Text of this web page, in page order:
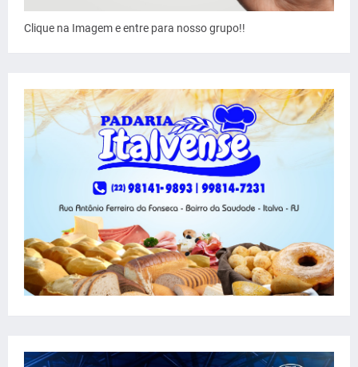
Clique na Imagem e entre para nosso grupo!!